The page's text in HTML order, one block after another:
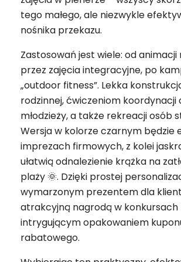
tego małego, ale niezwykle
nośnika przekazu.
Zastosowań jest wiele: od animacji
przez zajęcia integracyjne, po
„outdoor fitness”. Lekka
rodzinnej, ćwiczeniom koordynacji
młodzieży, a także rekreacji osób
Wersja w kolorze czarnym będzie
imprezach firmowych, z kolei
ułatwią odnalezienie krążka na
plaży 🌞. Dzięki prostej
wymarzonym prezentem dla
atrakcyjną nagrodą w konkursach
intrygującym opakowaniem
rabatowego.